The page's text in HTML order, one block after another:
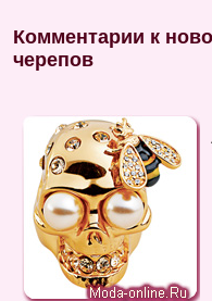
Комментарии к
черепов